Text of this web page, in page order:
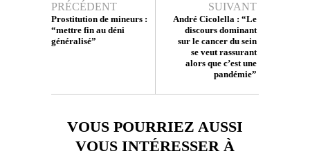
PRÉCÉDENT
Prostitution de mineurs :
“mettre fin au déni
généralisé”
SUIVANT
André Cicolella : “Le
discours dominant
sur le cancer du sein
se veut rassurant
alors que c’est une
pandémie”
VOUS POURRIEZ AUSSI
VOUS INTÉRESSER À